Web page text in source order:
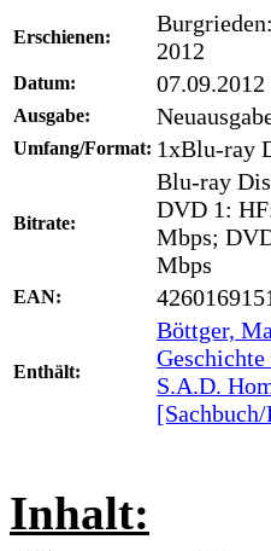
Erschienen:
2012
Datum: 07.09.2012
Ausgabe:
Umfang/Format: 1xBlu-ray
Bitrate:
Blu-ray
DVD 1:
Mbps;
Mbps
EAN:
Enthält:
Böttger,
S.A.D.
Inhalt: